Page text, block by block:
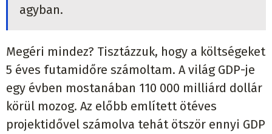
agyban.
Megéri mindez? Tisztázzuk, hogy a költségeket
5 éves futamidőre számoltam. A világ GDP-je
egy évben mostanában 110 000 milliárd dollár
körül mozog. Az előbb említett ötéves
projektidővel számolva tehát ötször ennyi GDP